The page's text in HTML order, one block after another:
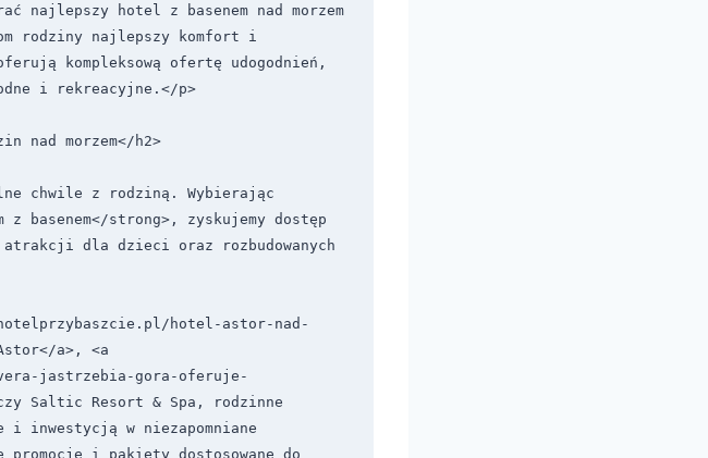
najlepszy hotel z basenem nad morzem
rodziny najlepszy komfort i
kompleksową ofertę udogodnień,
i rekreacyjne.</p>
nad morzem</h2>
chwile z rodziną. Wybierając
basenem</strong>, zyskujemy dostęp
atrakcji dla dzieci oraz rozbudowanych
hotel-astor-nad-
a>, <a
jastrzebia-gora-oferuje-
Saltic Resort & Spa, rodzinne
inwestycją w niezapomniane
i pakiety dostosowane do